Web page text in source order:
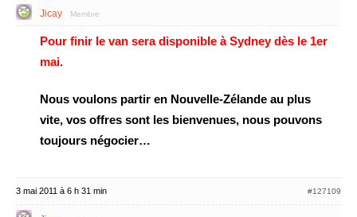
Jicay Membre
Pour finir le van sera disponible à Sydney dès le 1er
mai.
Nous voulons partir en Nouvelle-Zélande au plus
vite, vos offres sont les bienvenues, nous pouvons
toujours négocier…
3 mai 2011 à 6 h 31 min #127109